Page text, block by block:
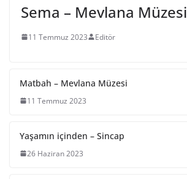
Sema – Mevlana Müzesi
11 Temmuz 2023 Editör
Matbah – Mevlana Müzesi
11 Temmuz 2023
Yaşamın içinden – Sincap
26 Haziran 2023